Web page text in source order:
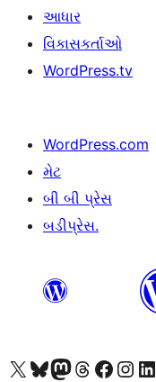
આધાર
વિકાસકર્તાઓ
WordPress.tv
WordPress.com
મેટ
બી બી પ્રેસ
બડીપ્રેસ.
અમારા X (અગાઉ ટ્વિટર) એકાઉન્ટની મુલાકાત લોઅમારા Bluesky એકાઉન્ટની મુલાકાત લોઅમારા માસ્ટોડોન એકાઉન્ટની મુલાકાત લોઅમારા Threads એકાઉન્ટની મુલાકાત લો અમારા ફેસબુક પેજની મુલાકાત લોઅમારા ઇન્સ્ટાગ્રામ એકાઉન્ટની મુલાકાત લો અમારા LinkedIn એકાઉન્ટની મુલાકાત લો